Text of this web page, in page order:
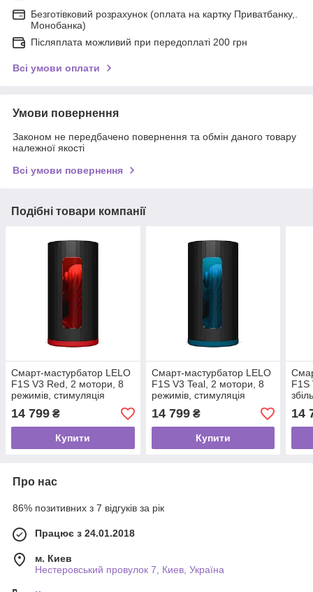
Безготівковий розрахунок (оплата на картку Приватбанку,.
Монобанка)
Післяплата можливий при передоплаті 200 грн
Всі умови оплати
Умови повернення
Законом не передбачено повернення та обмін даного товару
належної якості
Всі умови повернення
Подібні товари компанії
Смарт-мастурбатор LELO
F1S V3 Red, 2 мотори, 8
режимів, стимуляція
звуковими хвилями
14 799 ₴
Купити
Смарт-мастурбатор LELO
F1S V3 Teal, 2 мотори, 8
режимів, стимуляція
звуковими хвилями
14 799₴
Купити
F1S
14
Про нас
86% позитивних з 7 відгуків за рік
Працює з 24.01.2018
м. Киев
Нестеровський провулок 7, Киев, Україна